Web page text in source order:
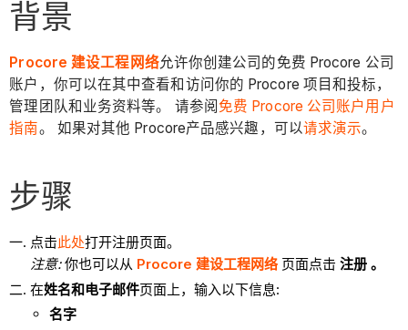
背景
Procore 建设工程网络允许你创建公司的免费 Procore 公司
账户，你可以在其中查看和访问你的 Procore 项目和投标，
管理团队和业务资料等。 请参阅免费 Procore 公司账户用户
指南。 如果对其他 Procore产品感兴趣，可以请求演示。
步骤
点击此处打开注册页面。
注意:你也可以从 Procore 建设工程网络页面点击 注册 。
在姓名和电子邮件页面上，输入以下信息:
名字